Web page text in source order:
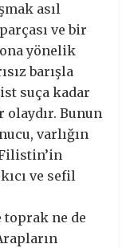
asıl
ve bir
yönelik
barışla
suça kadar
olaydır. Bunun
varlığın
ve sefil
toprak ne de